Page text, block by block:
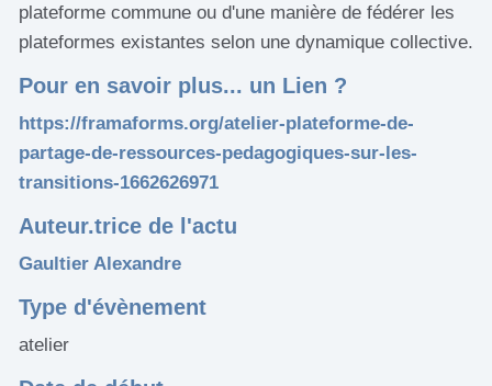
plateforme commune ou d'une manière de fédérer les
plateformes existantes selon une dynamique collective.
Pour en savoir plus... un Lien ?
https://framaforms.org/atelier-plateforme-de-
partage-de-ressources-pedagogiques-sur-les-
transitions-1662626971
Auteur.trice de l'actu
Gaultier Alexandre
Type d'évènement
atelier